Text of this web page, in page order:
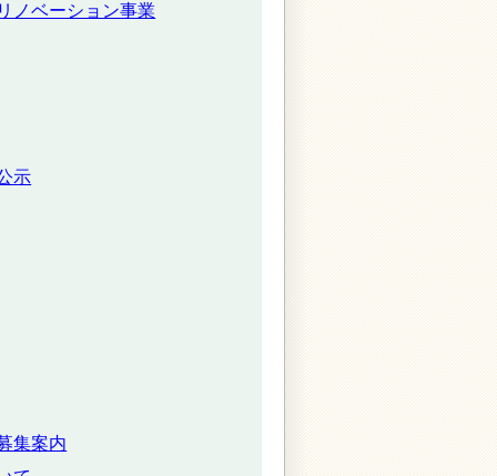
ノベーション事業
示
集案内